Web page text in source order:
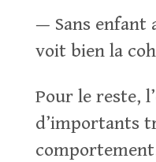
— Sans enfant
voit bien la
Pour le reste,
d’importants